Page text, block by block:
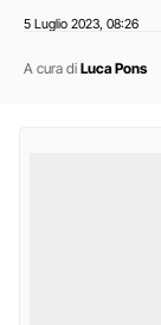
5 Luglio 2023 08:26
A cura di Luca Pons